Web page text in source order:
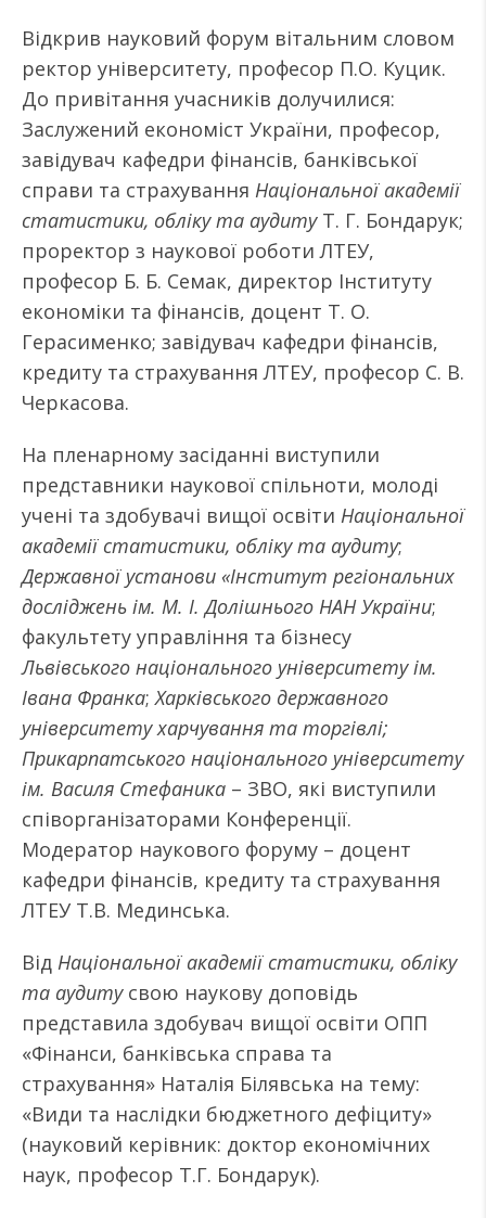
Відкрив науковий форум вітальним словом
ректор університету, професор П.О. Куцик.
До привітання учасників долучилися:
Заслужений економіст України, професор,
завідувач кафедри фінансів, банківської
справи та страхування Національної академії
статистики, обліку та аудитуТ. Г. Бондарук;
проректор з наукової роботи ЛТЕУ,
професор Б. Б. Семак, директор Інституту
економіки та фінансів, доцент Т. О.
Герасименко; завідувач кафедри фінансів,
кредиту та страхування ЛТЕУ, професор С. В.
Черкасова.
На пленарному засіданні виступили
представники наукової спільноти, молоді
учені та здобувачі вищої освіти Національної
академії статистики, обліку та аудиту;
Державної установи «Інститут регіональних
досліджень ім. М. І. Долішнього НАН України;
факультету управління та бізнесу
Львівського національного університету ім.
Івана Франка;Харківського державного
університету харчування та торгівлі;
Прикарпатського національного університету
ім. Василя Стефаника – ЗВО, які виступили
співорганізаторами Конференції.
Модератор наукового форуму – доцент
кафедри фінансів, кредиту та страхування
ЛТЕУ Т.В. Мединська.
Від Національної академії статистики, обліку
та аудитусвою наукову доповідь
представила здобувач вищої освіти ОПП
«Фінанси, банківська справа та
страхування» Наталія Білявська на тему:
«Види та наслідки бюджетного дефіциту»
(науковий керівник: доктор економічних
наук, професор Т.Г. Бондарук).